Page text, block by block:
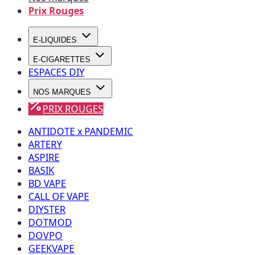
Prix Rouges
E-LIQUIDES
E-CIGARETTES
ESPACES DIY
NOS MARQUES
PRIX ROUGES
ANTIDOTE x PANDEMIC
ARTERY
ASPIRE
BASIK
BD VAPE
CALL OF VAPE
DIYSTER
DOTMOD
DOVPO
GEEKVAPE